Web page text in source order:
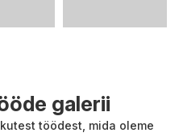
galerii
töödest, mida oleme